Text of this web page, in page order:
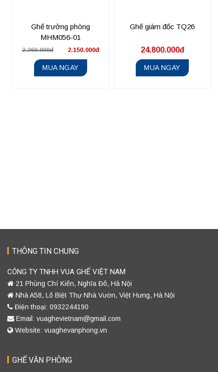
Ghế trưởng phòng
MHM056-01
2.260.000đ 2.150.000đ
MUA NGAY
Ghế giám đốc TQ26
24.800.000đ
MUA NGAY
THÔNG TIN CHUNG
CÔNG TY TNHH VUA GHẾ VIỆT NAM
21 Phùng Chí Kiên, Nghĩa Đô, Hà Nội
Nhà A58, Lô Biệt Thự Nhà Vườn, Việt Hưng, Hà Nội
Điện thoại: 0932244190
Email: vuaghevietnam@gmail.com
Website: vuaghevanphong.vn
GHẾ VĂN PHÒNG